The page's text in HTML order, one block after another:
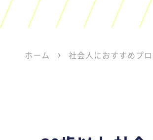
ホーム 社会人におすすめプ